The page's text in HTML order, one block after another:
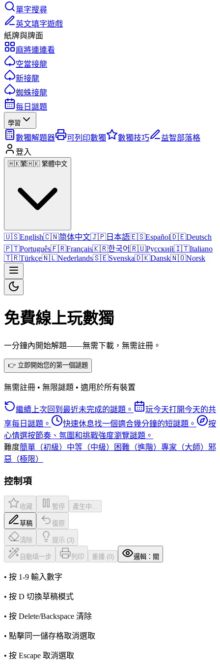
單字搜尋
英文填字遊戲
紙牌與牌面
麻將連連看
空當接龍
新接龍
蜘蛛接龍
每日謎題
學習
數獨解題器 可列印數獨 數獨技巧
益智部落格
登入
🇭🇰繁🇭🇰 繁體中文
🇺🇸English🇨🇳简体中文🇯🇵 日本語🇪🇸Español🇩🇪Deutsch
🇵🇹Português🇫🇷Français🇰🇷한국어🇷🇺Русский🇮🇹Italiano
🇹🇷Türkçe🇳🇱Nederlands🇸🇪Svenska🇩🇰Dansk🇳🇴Norsk
免費線上玩數獨
一分鐘內開始解題——無需下載，無需註冊。
👉 立即開始您的第一個謎題
無需註冊 • 無限謎題 • 適用於所有裝置
繼續上次回到最近未完成的謎題。 玩今天打開今天的共
享每日謎題。
快速休息找一個適合幾分鐘的短謎題。
按
心情選按節奏、氛圍和挑戰強度瀏覽謎題。
難度簡單（初級） 中等（中級） 困難（進階） 專家（大師） 邪
惡（極限）
控制項
收藏 暫停 產生中...
草稿 復原
清除 提示 (3)
自動填一步 列印 重播 (0) 邏輯：關
• 按 1-9 輸入數字
• 按 D 切換草稿模式
• 按 Delete/Backspace 清除
• 點擊同一儲存格取消選取
• 按 Escape 取消選取